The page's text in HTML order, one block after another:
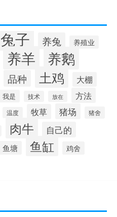
兔子 养兔 养殖业
养羊 养鹅
品种 土鸡 大棚
我是 技术 放在
方法
温度 牧草 猪场 猪舍
肉牛 自己的
鱼塘 鱼缸 鸡舍